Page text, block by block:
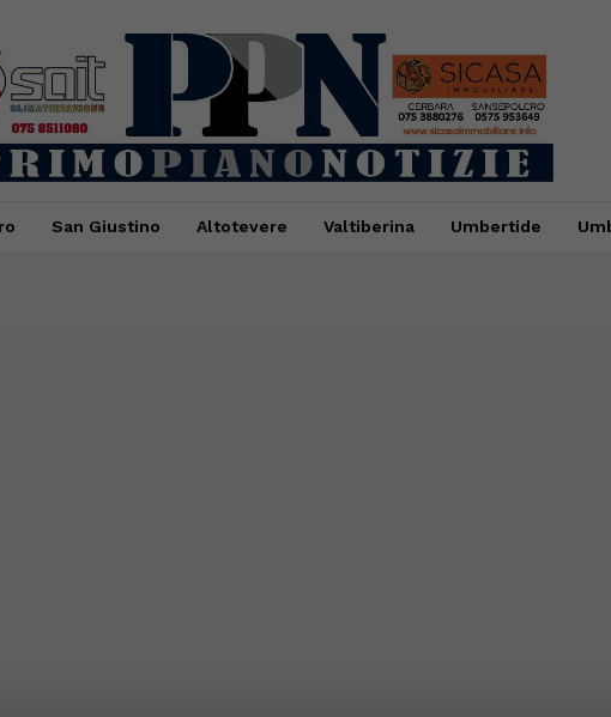
San Giustino Altotevere Valtiberina Umbertide